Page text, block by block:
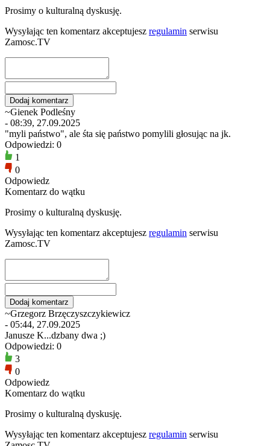
Prosimy o kulturalną dyskusję.
Wysyłając ten komentarz akceptujesz regulamin serwisu
Zamosc.TV
~Gienek Podleśny
- 08:39, 27.09.2025
"myli państwo", ale śta się państwo pomylili głosując na jk.
Odpowiedzi: 0
1
0
Odpowiedz
Komentarz do wątku
Prosimy o kulturalną dyskusję.
Wysyłając ten komentarz akceptujesz regulamin serwisu
Zamosc.TV
~Grzegorz Brzęczyszczykiewicz
- 05:44, 27.09.2025
Janusze K...dzbany dwa ;)
Odpowiedzi: 0
3
0
Odpowiedz
Komentarz do wątku
Prosimy o kulturalną dyskusję.
Wysyłając ten komentarz akceptujesz regulamin serwisu